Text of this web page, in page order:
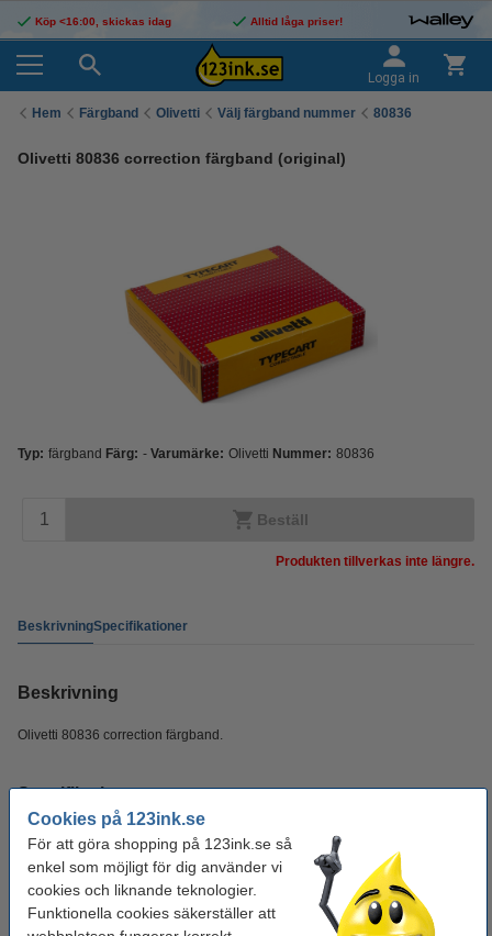
Cookies på 123ink.se
För att göra shopping på 123ink.se så
enkel som möjligt för dig använder vi
cookies och liknande teknologier.
Funktionella cookies säkerställer att
Köp <16:00, skickas idag Alltid låga priser!
Logga in
Hem Färgband Olivetti Välj färgband nummer 80836
Olivetti 80836 correction färgband (original)
Typ: färgband Färg: - Varumärke: Olivetti Nummer: 80836
Beställ
Produkten tillverkas inte längre.
BeskrivningSpecifikationer
Beskrivning
Olivetti 80836 correction färgband.
Specifikationer
Typ: färgband
Färg: -
Varumärke: Olivetti